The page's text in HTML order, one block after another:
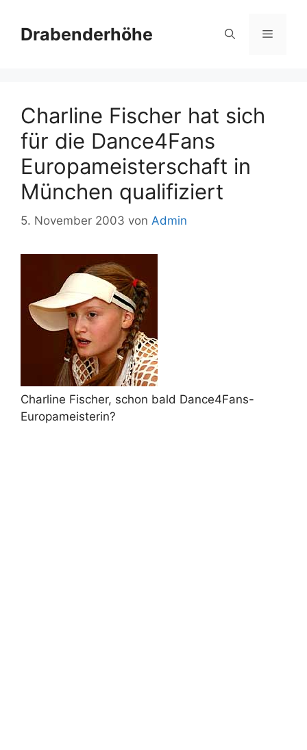
Inhalt
springen
Drabenderhöhe Menü
Charline Fischer hat sich
für die Dance4Fans
Europameisterschaft in
München qualifiziert
5. November 2003 von Admin
Charline Fischer, schon bald Dance4Fans-
Europameisterin?